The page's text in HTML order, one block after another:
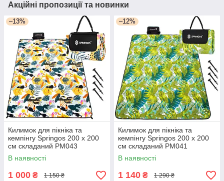
Акційні пропозиції та новинки
–13%
Килимок для пікніка та
кемпінгу Springos 200 x 200
см складаний PM043
В наявності
1 000 ₴ 1 150 ₴
–12%
Килимок для пікніка та
кемпінгу Springos 200 x 200
см складаний PM041
В наявності
1 140 ₴ 1 290 ₴